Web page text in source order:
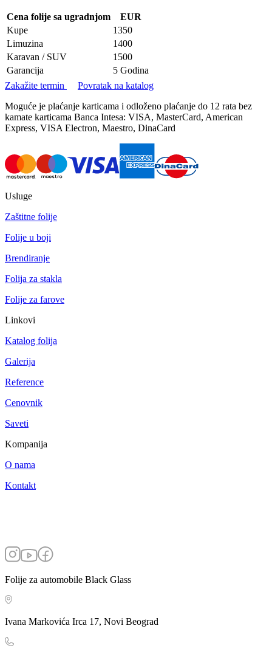
Cena folije sa ugradnjom
EUR
Kupe
1350
Limuzina
1400
Karavan / SUV
1500
Garancija
5 Godina
Zakažite termin
Povratak na katalog
Moguće je plaćanje karticama i odloženo plaćanje do 12 rata bez
kamate karticama Banca Intesa: VISA, MasterCard, American
Express, VISA Electron, Maestro, DinaCard
Usluge
Zaštitne folije
Folije u boji
Brendiranje
Folija za stakla
Folije za farove
Linkovi
Katalog folija
Galerija
Reference
Cenovnik
Saveti
Kompanija
O nama
Kontakt
Folije za automobile Black Glass
Ivana Markovića Irca 17, Novi Beograd